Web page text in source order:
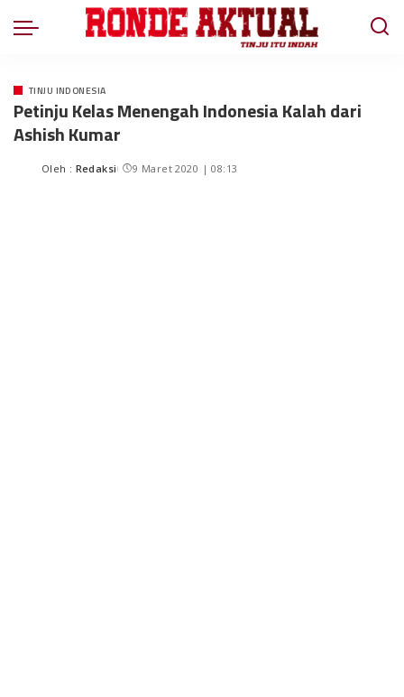
TINJU INDONESIA
Petinju Kelas Menengah Indonesia Kalah dari
Ashish Kumar
Oleh : Redaksi 9 Maret 2020 | 08:13